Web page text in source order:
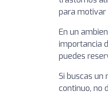
para motivar
En un
importancia
puedes
Si buscas
continuo, no